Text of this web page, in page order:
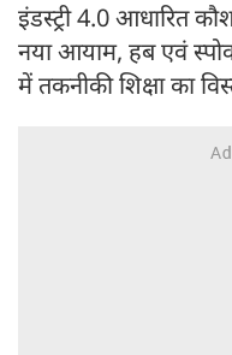
इंडस्ट्री 4.0 आधारित
नया आयाम, हब एवं
में तकनीकी शिक्षा का